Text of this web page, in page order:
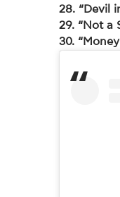
28. “Devil
29. “Not a
30.